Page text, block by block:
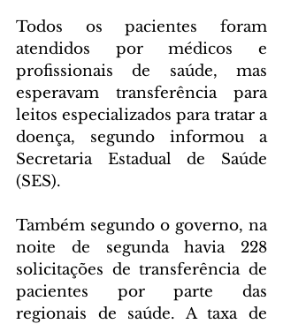
Todos os pacientes foram
atendidos por médicos e
profissionais de saúde, mas
esperavam transferência para
leitos especializados para tratar a
doença, segundo informou a
Secretaria Estadual de Saúde
(SES).
Também segundo o governo, na
noite de segunda havia 228
solicitações de transferência de
pacientes por parte das
regionais de saúde. A taxa de